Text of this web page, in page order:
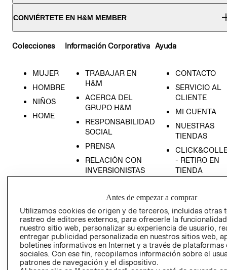
CONVIÉRTETE EN H&M MEMBER
Colecciones
MUJER
HOMBRE
NIÑOS
HOME
Información Corporativa
TRABAJAR EN
H&M
ACERCA DEL
GRUPO H&M
RESPONSABILIDAD
SOCIAL
PRENSA
RELACIÓN CON
INVERSIONISTAS
EMPRESARIAL
Ayuda
CONTACTO
SERVICIO AL
CLIENTE
MI CUENTA
NUESTRAS
TIENDAS
- RETIRO EN
TIENDA
CONDICIONES
AVISO DE
PRIVACIDAD
GIFT CARD
AVISO DE
COOKIES
Antes de empezar a comprar
Utilizamos cookies de origen y de terceros, incluidas otras
rastreo de editores externos, para ofrecerle la
nuestro sitio web, personalizar su experiencia de usuario,
entregar publicidad personalizada en nuestros sitios web,
boletines informativos en Internet y a través de plataformas
sociales. Con ese fin, recopilamos información sobre el
patrones de navegación y el dispositivo.